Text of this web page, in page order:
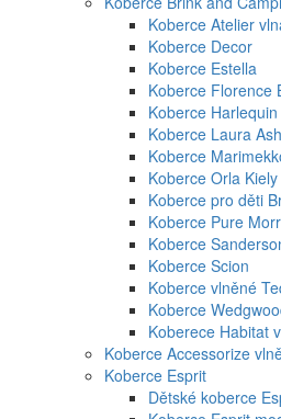
Koberce Atelier
Koberce Decor
Koberce Estella
Koberce Florence
Koberce Harlequin
Koberce Laura
Koberce
Koberce Orla
Koberce pro děti
Koberce Pure
Koberce
Koberce Scion
Koberce vlněné
Koberce
Koberece Habitat
Koberce Accessorize
Koberce Esprit
Dětské koberce